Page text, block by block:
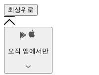
최상위로
오직 앱에서만